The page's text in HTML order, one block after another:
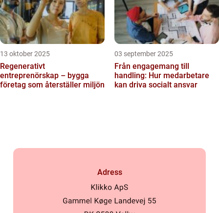
13 oktober 2025
Regenerativt
entreprenörskap – bygga
företag som återställer miljön
03 september 2025
Från engagemang till
handling: Hur medarbetare
kan driva socialt ansvar
Adress